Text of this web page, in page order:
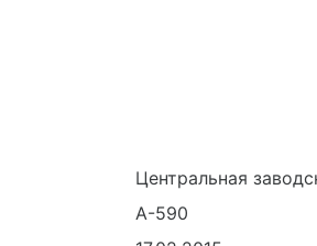
Центральная
А-590